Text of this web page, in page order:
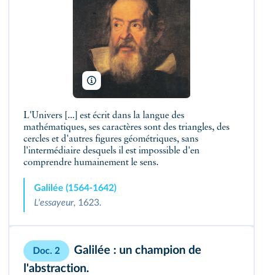
Giusto Sustermans/Wikimedia
L'Univers [...] est écrit dans la langue des
mathématiques, ses caractères sont des triangles, des
cercles et d'autres figures géométriques, sans
l'intermédiaire desquels il est impossible d'en
comprendre humainement le sens.
Galilée (1564-1642)
L'essayeur, 1623.
Doc. 2
Galilée : un champion de
l'abstraction.